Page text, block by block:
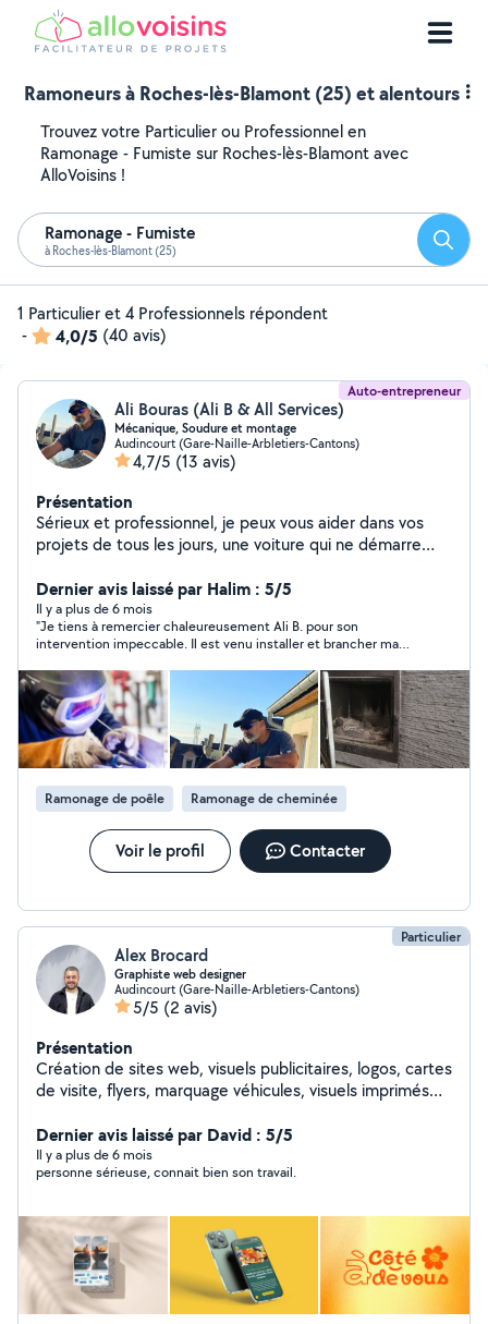
Ramoneurs à Roches-lès-Blamont (25) et alentours
Trouvez votre Particulier ou Professionnel en
Ramonage - Fumiste sur Roches-lès-Blamont avec
AlloVoisins !
Ramonage - Fumiste
à Roches-lès-Blamont (25)
1 Particulier et 4 Professionnels répondent
-
4,0/5 (40 avis)
Auto-entrepreneur
Ali Bouras (Ali B & All Services)
Mécanique, Soudure et montage
Audincourt (Gare-Naille-Arbletiers-Cantons)
4,7/5 (13 avis)
Présentation
Sérieux et professionnel, je peux vous aider dans vos
projets de tous les jours, une voiture qui ne démarre
panneaux solaires à fixer ou des petits travaux de tous
les jours. Je suis la personne qu'il vous faut. Vous pouvez
me contacter.
Dernier avis laissé par Halim : 5/5
Il y a plus de 6 mois
"Je tiens à remercier chaleureusement Ali B. pour son
intervention impeccable. Il est venu installer et brancher ma
a été fait avec sérieux, rapidité et sécurité, et il a pris le temps
de m’expliquer le fonctionnement et les précautions à prendre.
Son savoir-faire et sa ponctualité sont vraiment remarquables.
Je recommande vivement cet artisan à tous ceux qui
cherchent quelqu’un de compétent, fiable et agréable !"
Ramonage de poêle Ramonage de cheminée
Voir le profil Contacter
Particulier
Alex Brocard
Graphiste web designer
Audincourt (Gare-Naille-Arbletiers-Cantons)
5/5 (2 avis)
Présentation
Création de sites web, visuels publicitaires, logos, cartes
de visite, flyers, marquage véhicules, visuels imprimés
Dernier avis laissé par David : 5/5
Il y a plus de 6 mois
personne sérieuse, connait bien son travail.